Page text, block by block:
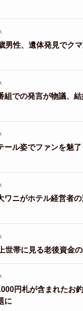
男性、遺体発見でク
組での発言が物議、
ール姿でファンを魅
ワニがホテル経営者
世帯に見る老後資金
円札が含まれたお
に